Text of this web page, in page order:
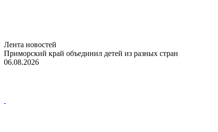
Лента новостей
Приморский край объединил детей из разных стран
06.08.2026